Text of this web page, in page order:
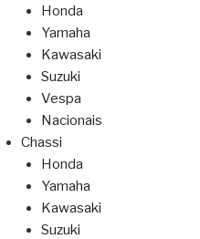
Honda
Yamaha
Kawasaki
Suzuki
Vespa
Nacionais
Chassi
Honda
Yamaha
Kawasaki
Suzuki